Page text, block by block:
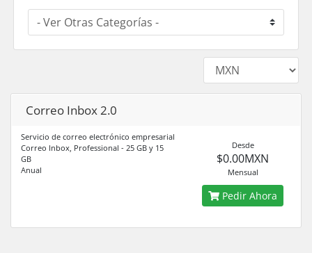
Correo Inbox 2.0
Servicio de correo electrónico empresarial
Correo Inbox, Professional - 25 GB y 15
GB
Anual
Desde
$0.00MXN
Mensual
Pedir Ahora